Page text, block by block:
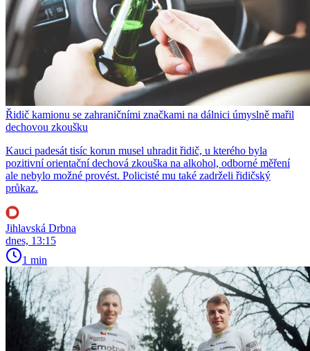
Řidič kamionu se zahraničními značkami na dálnici úmyslně mařil
dechovou zkoušku
Kauci padesát tisíc korun musel uhradit řidič, u kterého byla
pozitivní orientační dechová zkouška na alkohol, odborné měření
ale nebylo možné provést. Policisté mu také zadrželi řidičský
průkaz.
Jihlavská Drbna
dnes, 13:15
1 min